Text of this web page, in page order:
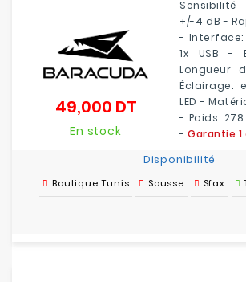
+/-4 dB -
- Interface:
1x USB -
Longueur
Éclairage:
LED -
- Poids:
- Garantie 1
49,000 DTPrix
En stock
Disponibilité
Boutique Tunis Sousse Sfax